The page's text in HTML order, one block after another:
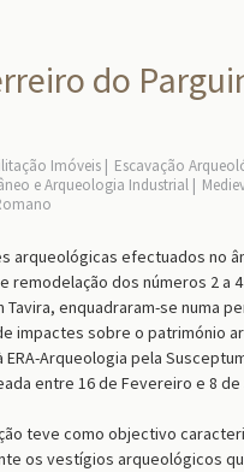
do
Imóveis
Escavação
e Arqueologia Industrial
arqueológicas efectuados no
remodelação dos números 2 a
Tavira, enquadraram-se numa
impactes sobre o património
ERA-Arqueologia pela
entre 16 de Fevereiro e 8
teve como objectivo
os vestígios arqueológicos